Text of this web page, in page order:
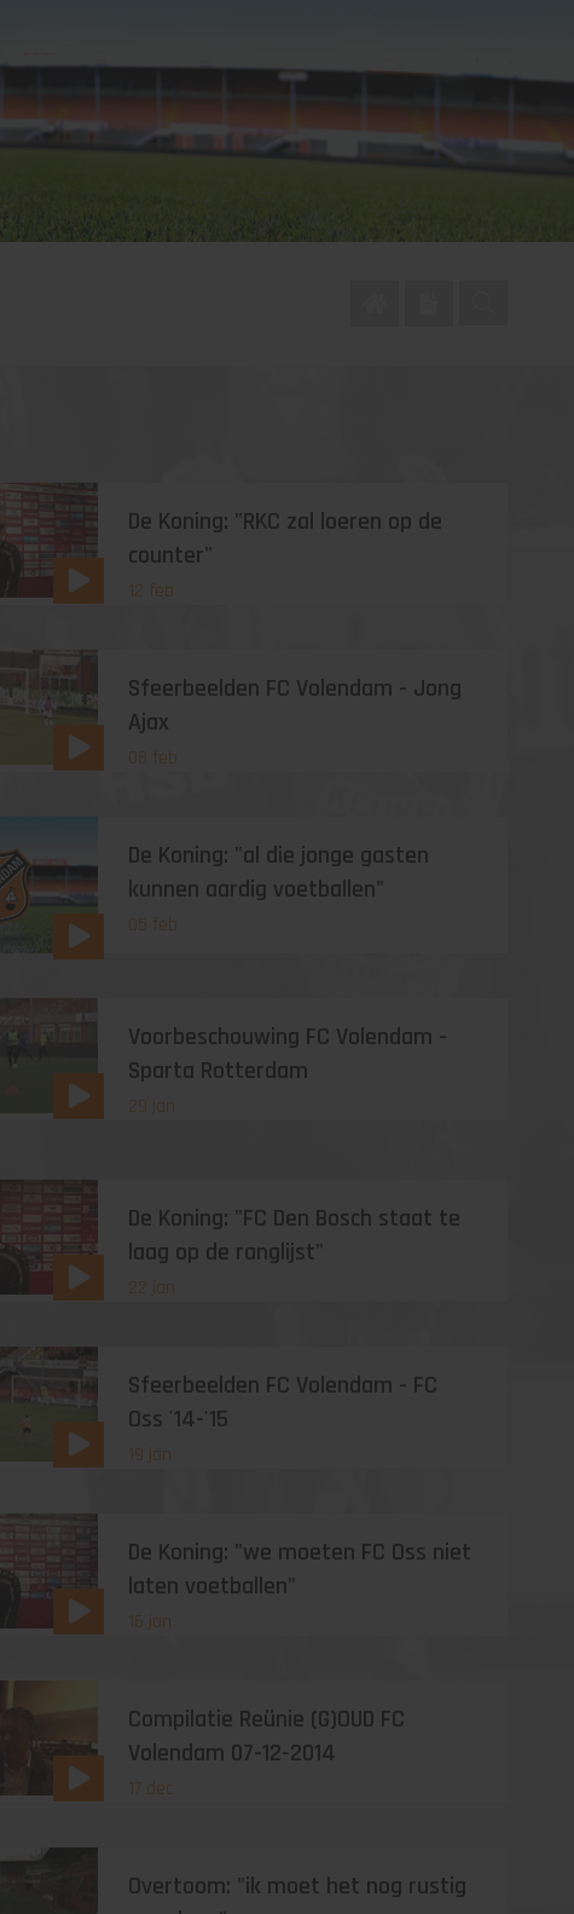
De Koning: "RKC zal loeren op de
counter"
12 feb
Sfeerbeelden FC Volendam - Jong
Ajax
08 feb
De Koning: "al die jonge gasten
kunnen aardig voetballen"
05 feb
Voorbeschouwing FC Volendam -
Sparta Rotterdam
29 jan
De Koning: "FC Den Bosch staat te
laag op de ranglijst"
22 jan
Sfeerbeelden FC Volendam - FC
Oss '14-'15
19 jan
De Koning: "we moeten FC Oss niet
laten voetballen"
16 jan
Compilatie Reünie (G)OUD FC
Volendam 07-12-2014
17 dec
Overtoom: "ik moet het nog rustig